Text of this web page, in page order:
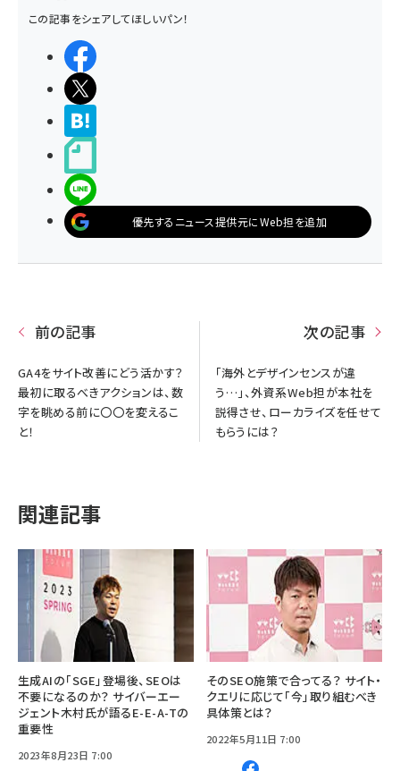
この記事をシェアしてほしいパン！
優先するニュース提供元にWeb担を追加
前の記事
GA4をサイト改善にどう活かす？
最初に取るべきアクションは、数
字を眺める前に〇〇を変えるこ
と！
次の記事
「海外とデザインセンスが違
う…」、外資系Web担が本社を
説得させ、ローカライズを任せて
もらうには？
関連記事
生成AIの「SGE」登場後、SEOは
不要になるのか？ サイバーエー
ジェント木村氏が語るE-E-A-Tの
重要性
2023年8月23日 7:00
そのSEO施策で合ってる？ サイト・
クエリに応じて「今」取り組むべき
具体策とは？
2022年5月11日 7:00